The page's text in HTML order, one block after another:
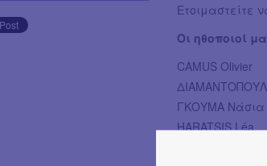
Ετοιμαστείτε
Οι ηθοποιοί
CAMUS Olivier
ΓΚΟΥΜΑ Νάσια
HARATSIS Léa